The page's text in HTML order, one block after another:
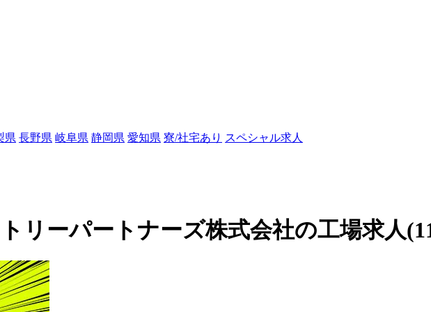
県 長野県 岐阜県 静岡県 愛知県 寮/社宅あり スペシャル求人
リーパートナーズ株式会社の工場求人